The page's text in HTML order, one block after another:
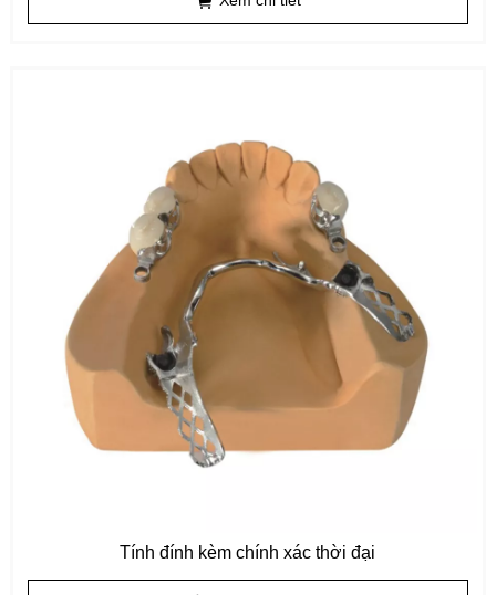
Tính đính kèm chính xác thời đại